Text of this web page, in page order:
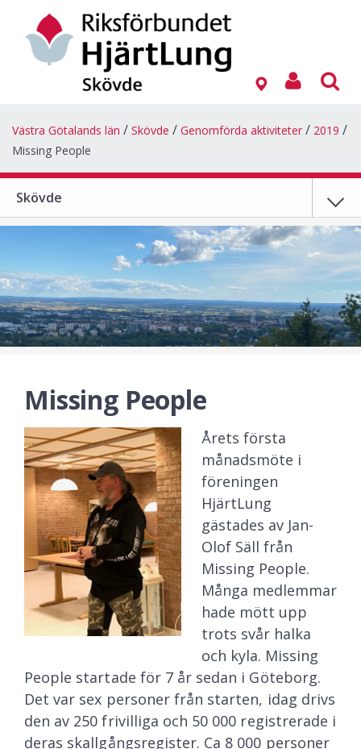
Västra Götalands län Skövde Genomförda aktiviteter
2019
Missing People
Skövde
Missing People
Årets första
månadsmöte i
föreningen
HjärtLung
gästades av Jan-
Olof Säll från
Missing People.
Många medlemmar
hade mött upp
trots svår halka
och kyla. Missing
People startade för 7 år sedan i Göteborg.
Det var sex personer från starten, idag drivs
den av 250 frivilliga och 50 000 registrerade i
deras skallgångsregister. Ca 8 000 personer